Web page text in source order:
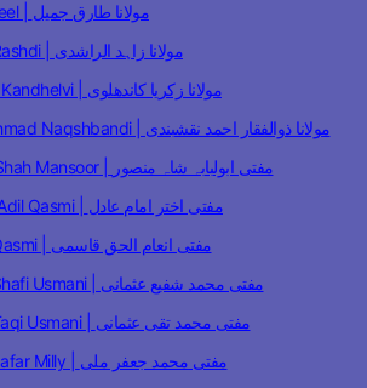
Maulana Tariq Jameel | مولانا طارق جمیل
Maulana Zahid Ur Rashdi | مولانا زاہد الراشدی
Maulana Zakariyya Kandhelvi | مولانا زکریا کاندھلوی
Maulana Zulfiqar Ahmad Naqshbandi | مولانا ذوالفقار احمد نقشبندی
Mufti Abu Lubaba Shah Mansoor | مفتی ابولبابہ شاہ منصور
Mufti Akhtar Imam Adil Qasmi | مفتی اختر امام عادل
Mufti Inam ul Haq Qasmi | مفتی انعام الحق قاسمی
Mufti Muhammad Shafi Usmani | مفتی محمد شفیع عثمانی
Mufti Muhammad Taqi Usmani | مفتی محمد تقی عثمانی
Mufti Muhammad Jafar Milly | مفتی محمد جعفر ملی